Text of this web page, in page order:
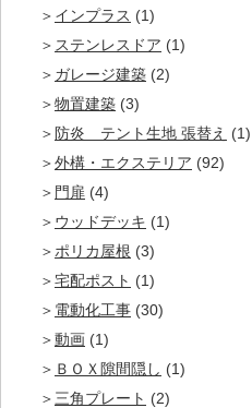
インプラス (1)
ステンレスドア (1)
ガレージ建築 (2)
物置建築 (3)
防炎 テント生地 張替え (1)
外構・エクステリア (92)
門扉 (4)
ウッドデッキ (1)
ポリカ屋根 (3)
宅配ポスト (1)
電動化工事 (30)
動画 (1)
ＢＯＸ隙間隠し (1)
三角プレート (2)